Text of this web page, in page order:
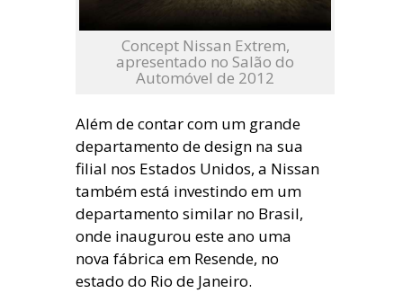
Concept Nissan Extrem,
apresentado no Salão do
Automóvel de 2012
Além de contar com um grande
departamento de design na sua
filial nos Estados Unidos, a Nissan
também está investindo em um
departamento similar no Brasil,
onde inaugurou este ano uma
nova fábrica em Resende, no
estado do Rio de Janeiro.